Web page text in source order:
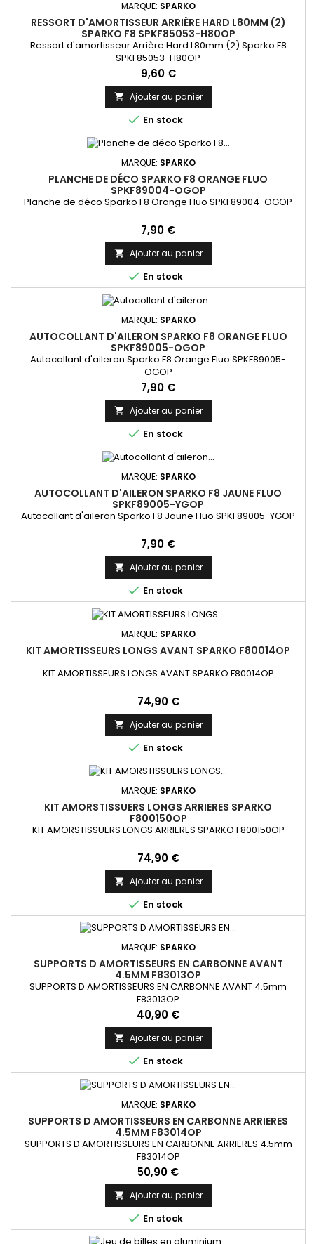
MARQUE: SPARKO
RESSORT D'AMORTISSEUR ARRIÈRE HARD L80MM (2)
SPARKO F8 SPKF85053-H80OP
Ressort d'amortisseur Arrière Hard L80mm (2) Sparko F8
SPKF85053-H80OP
Prix
9,60 €
 Ajouter au panier
 En stock
MARQUE: SPARKO
PLANCHE DE DÉCO SPARKO F8 ORANGE FLUO
SPKF89004-OGOP
Planche de déco Sparko F8 Orange Fluo SPKF89004-OGOP
Prix
7,90 €
 Ajouter au panier
 En stock
MARQUE: SPARKO
AUTOCOLLANT D'AILERON SPARKO F8 ORANGE FLUO
SPKF89005-OGOP
Autocollant d'aileron Sparko F8 Orange Fluo SPKF89005-
OGOP
Prix
7,90 €
 Ajouter au panier
 En stock
MARQUE: SPARKO
AUTOCOLLANT D'AILERON SPARKO F8 JAUNE FLUO
SPKF89005-YGOP
Autocollant d'aileron Sparko F8 Jaune Fluo SPKF89005-YGOP
Prix
7,90 €
 Ajouter au panier
 En stock
MARQUE: SPARKO
KIT AMORTISSEURS LONGS AVANT SPARKO F80014OP
KIT AMORTISSEURS LONGS AVANT SPARKO F80014OP
Prix
74,90 €
 Ajouter au panier
 En stock
MARQUE: SPARKO
KIT AMORSTISSUERS LONGS ARRIERES SPARKO
F800150OP
KIT AMORSTISSUERS LONGS ARRIERES SPARKO F800150OP
Prix
74,90 €
 Ajouter au panier
 En stock
MARQUE: SPARKO
SUPPORTS D AMORTISSEURS EN CARBONNE AVANT
4.5MM F83013OP
SUPPORTS D AMORTISSEURS EN CARBONNE AVANT 4.5mm
F83013OP
Prix
40,90 €
 Ajouter au panier
 En stock
MARQUE: SPARKO
SUPPORTS D AMORTISSEURS EN CARBONNE ARRIERES
4.5MM F83014OP
SUPPORTS D AMORTISSEURS EN CARBONNE ARRIERES 4.5mm
F83014OP
Prix
50,90 €
 Ajouter au panier
 En stock